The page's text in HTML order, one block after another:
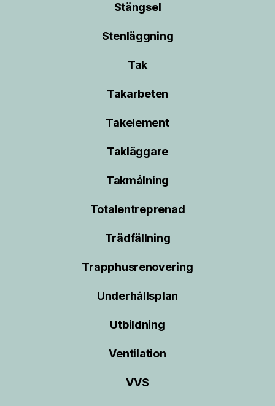
Stängsel
Stenläggning
Tak
Takarbeten
Takelement
Takläggare
Takmålning
Totalentreprenad
Trädfällning
Trapphusrenovering
Underhållsplan
Utbildning
Ventilation
VVS